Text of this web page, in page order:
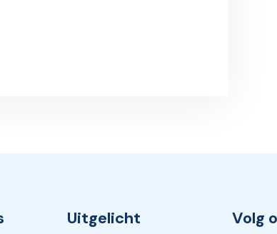
Uitgelicht Volg